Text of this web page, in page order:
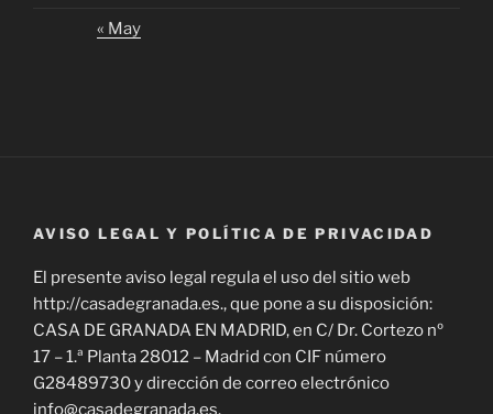
« May
AVISO LEGAL Y POLÍTICA DE PRIVACIDAD
El presente aviso legal regula el uso del sitio web
http://casadegranada.es., que pone a su disposición:
CASA DE GRANADA EN MADRID, en C/ Dr. Cortezo nº
17 – 1.ª Planta 28012 – Madrid con CIF número
G28489730 y dirección de correo electrónico
info@casadegranada.es.